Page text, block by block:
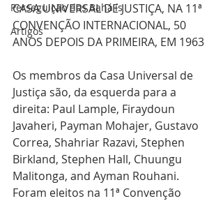
Perseguição dos Bahá'ís
Artigos
CASA UNIVERSAL DE JUSTIÇA, NA 11ª
CONVENÇÃO INTERNACIONAL, 50
ANOS DEPOIS DA PRIMEIRA, EM 1963
Os membros da Casa Universal de
Justiça são, da esquerda para a
direita: Paul Lample, Firaydoun
Javaheri, Payman Mohajer, Gustavo
Correa, Shahriar Razavi, Stephen
Birkland, Stephen Hall, Chuungu
Malitonga, and Ayman Rouhani.
Foram eleitos na 11ª Convenção